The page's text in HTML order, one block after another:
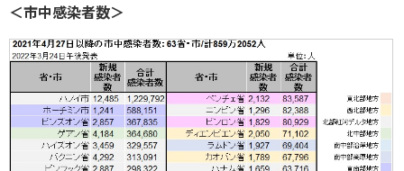
＜市中感染者数＞